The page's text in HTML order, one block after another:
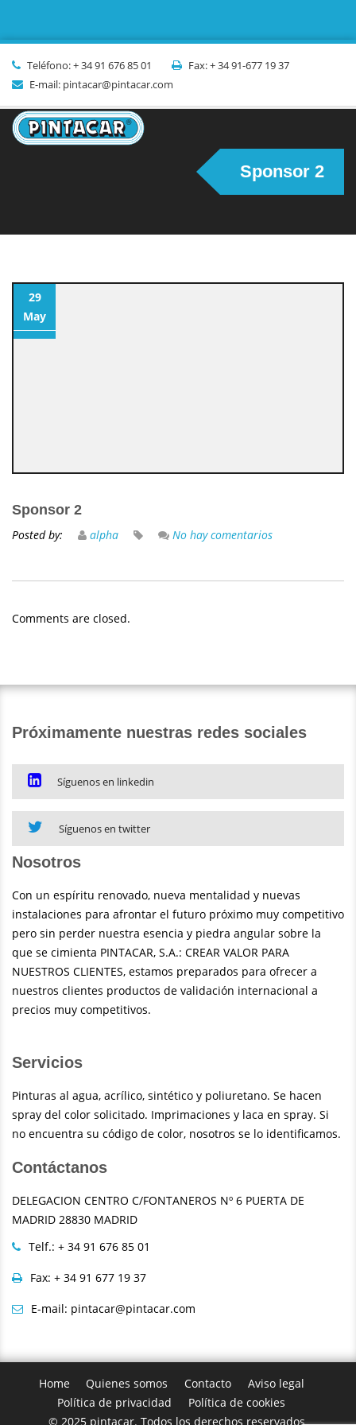
Teléfono: + 34 91 676 85 01
Fax: + 34 91-677 19 37
E-mail: pintacar@pintacar.com
Sponsor 2
29
May
Sponsor 2
Posted by: alpha No hay comentarios
Comments are closed.
Próximamente nuestras redes sociales
Síguenos en linkedin
Síguenos en twitter
Nosotros
Con un espíritu renovado, nueva mentalidad y nuevas
instalaciones para afrontar el futuro próximo muy competitivo
pero sin perder nuestra esencia y piedra angular sobre la
que se cimienta PINTACAR, S.A.: CREAR VALOR PARA
NUESTROS CLIENTES, estamos preparados para ofrecer a
nuestros clientes productos de validación internacional a
precios muy competitivos.
Servicios
Pinturas al agua, acrílico, sintético y poliuretano. Se hacen
spray del color solicitado. Imprimaciones y laca en spray. Si
no encuentra su código de color, nosotros se lo identificamos.
Contáctanos
DELEGACION CENTRO C/FONTANEROS Nº 6 PUERTA DE
MADRID 28830 MADRID
Telf.: + 34 91 676 85 01
Fax: + 34 91 677 19 37
E-mail: pintacar@pintacar.com
Home Quienes somos Contacto
Aviso legal
Política de privacidad
Política de cookies
© 2025 pintacar. Todos los derechos reservados.